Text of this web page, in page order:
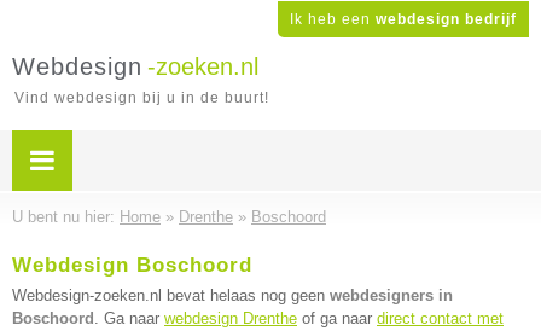
Ik heb een webdesign bedrijf
Webdesign -zoeken.nl
Vind webdesign bij u in de buurt!
U bent nu hier: Home » Drenthe » Boschoord
Webdesign Boschoord
Webdesign-zoeken.nl bevat helaas nog geen webdesigners in
Boschoord . Ga naar webdesign Drenthe of ga naar direct contact met